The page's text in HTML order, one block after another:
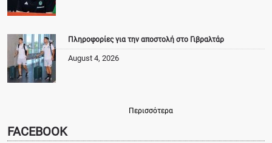
Πληροφορίες για την αποστολή στο Γιβραλτάρ
August 4, 2026
Περισσότερα
FACEBOOK